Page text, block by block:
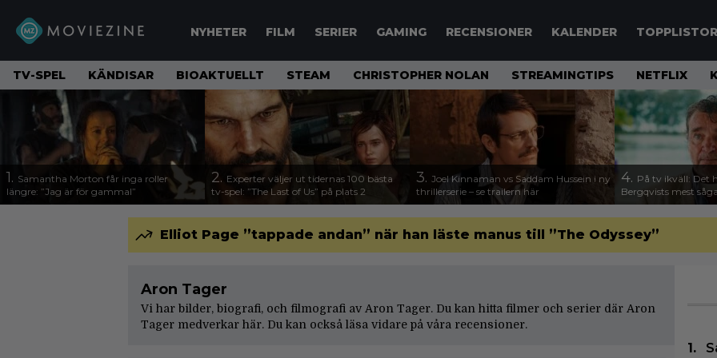
NYHETER FILM SERIER GAMING RECENSIONER KALENDER TOPPLISTOR
TV-SPEL KÄNDISAR BIOAKTUELLT STEAM CHRISTOPHER NOLAN STREAMINGTIPS NETFLIX
1. Samantha Morton får inga roller
längre: ”Jag är för gammal”
2. Experter väljer ut tidernas 100 bästa
tv-spel: ”The Last of Us” på plats 2
3. Joel Kinnaman vs Saddam Hussein i ny
thrillerserie – se trailern här
4. På tv ikväll: Det
Bergqvists mest
Elliot Page ”tappade andan” när han läste manus till ”The Odyssey”
Aron Tager
Vi har bilder, biografi, och filmografi av Aron Tager. Du kan hitta filmer och serier där Aron
Tager medverkar här. Du kan också läsa vidare på våra recensioner.